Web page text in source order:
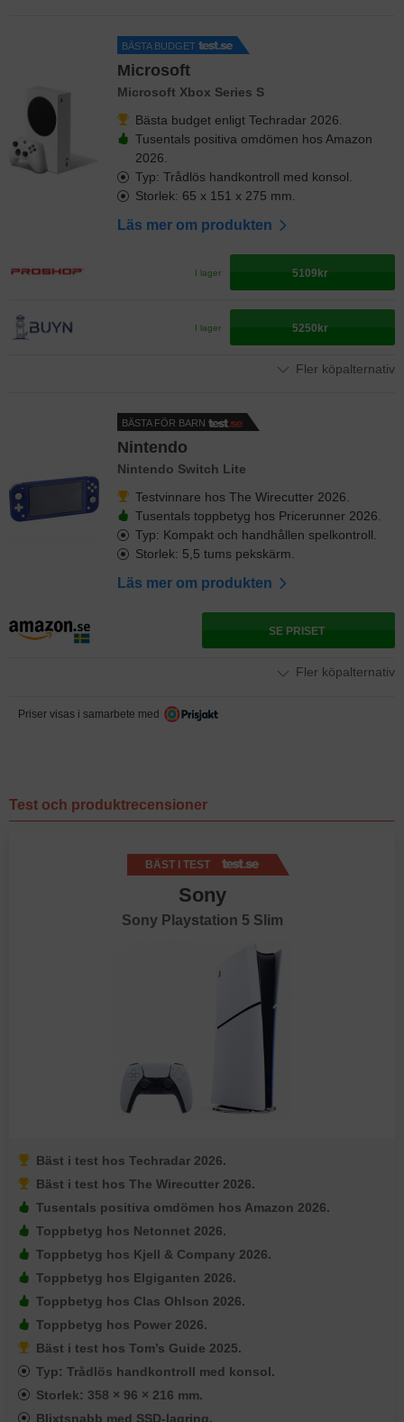
BÄSTA BUDGET
Microsoft
Microsoft Xbox Series S
Bästa budget enligt Techradar 2026.
Tusentals positiva omdömen hos Amazon
2026.
Typ: Trådlös handkontroll med konsol.
Storlek: 65 x 151 x 275 mm.
Läs mer om produkten
I lager 5109kr
I lager 5250kr
Fler köpalternativ
BÄSTA FÖR BARN
Nintendo
Nintendo Switch Lite
Testvinnare hos The Wirecutter 2026.
Tusentals toppbetyg hos Pricerunner 2026.
Typ: Kompakt och handhållen spelkontroll.
Storlek: 5,5 tums pekskärm.
Läs mer om produkten
SE PRISET
Fler köpalternativ
Priser visas i samarbete med
Test och produktrecensioner
BÄST I TEST
Sony
Sony Playstation 5 Slim
Bäst i test hos Techradar 2026.
Bäst i test hos The Wirecutter 2026.
Tusentals positiva omdömen hos Amazon 2026.
Toppbetyg hos Netonnet 2026.
Toppbetyg hos Kjell & Company 2026.
Toppbetyg hos Elgiganten 2026.
Toppbetyg hos Clas Ohlson 2026.
Toppbetyg hos Power 2026.
Bäst i test hos Tom’s Guide 2025.
Typ: Trådlös handkontroll med konsol.
Storlek: 358 × 96 × 216 mm.
Blixtsnabb med SSD-lagring.